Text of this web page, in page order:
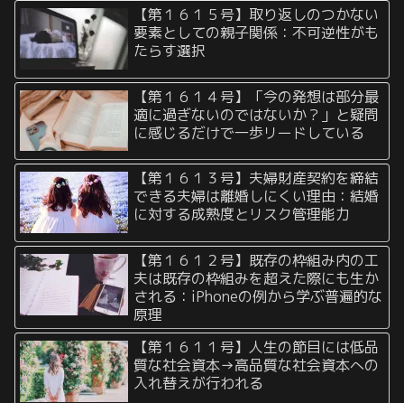
【第１６１５号】取り返しのつかない
要素としての親子関係：不可逆性がも
たらす選択
【第１６１４号】「今の発想は部分最
適に過ぎないのではないか？」と疑問
に感じるだけで一歩リードしている
【第１６１３号】夫婦財産契約を締結
できる夫婦は離婚しにくい理由：結婚
に対する成熟度とリスク管理能力
【第１６１２号】既存の枠組み内の工
夫は既存の枠組みを超えた際にも生か
される：iPhoneの例から学ぶ普遍的な
原理
【第１６１１号】人生の節目には低品
質な社会資本→高品質な社会資本への
入れ替えが行われる